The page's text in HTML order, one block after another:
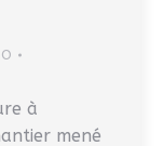
à
mené